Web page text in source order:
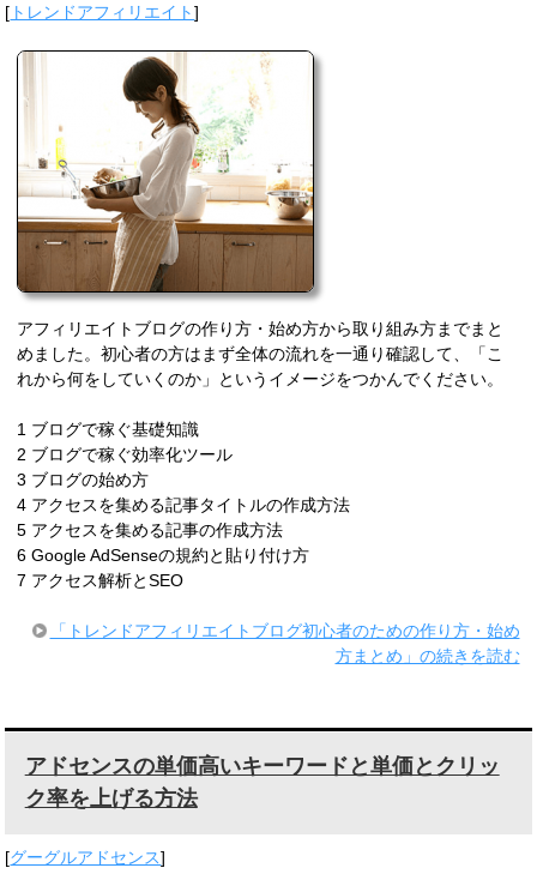
[ トレンドアフィリエイト]
アフィリエイトブログの作り方・始め方から取り組み方までまと
めました。初心者の方はまず全体の流れを一通り確認して、「こ
れから何をしていくのか」というイメージをつかんでください。
1 ブログで稼ぐ基礎知識
2 ブログで稼ぐ効率化ツール
3 ブログの始め方
4 アクセスを集める記事タイトルの作成方法
5 アクセスを集める記事の作成方法
6 Google AdSenseの規約と貼り付け方
7 アクセス解析とSEO
「トレンドアフィリエイトブログ初心者のための作り方・始め
方まとめ」の続きを読む
アドセンスの単価高いキーワードと単価とクリッ
ク率を上げる方法
[グーグルアドセンス]